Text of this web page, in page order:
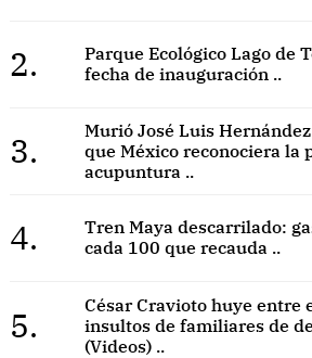
2.
Parque Ecológico Lago de
fecha de inauguración ..
3.
Murió José Luis
que México reconociera la
acupuntura ..
4.
Tren Maya descarrilado:
cada 100 que recauda ..
5.
César Cravioto huye entre
insultos de familiares de
(Videos) ..